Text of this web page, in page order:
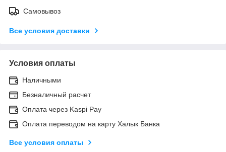
Самовывоз
Все условия доставки
Условия оплаты
Наличными
Безналичный расчет
Оплата через Kaspi Pay
Оплата переводом на карту Халык Банка
Все условия оплаты